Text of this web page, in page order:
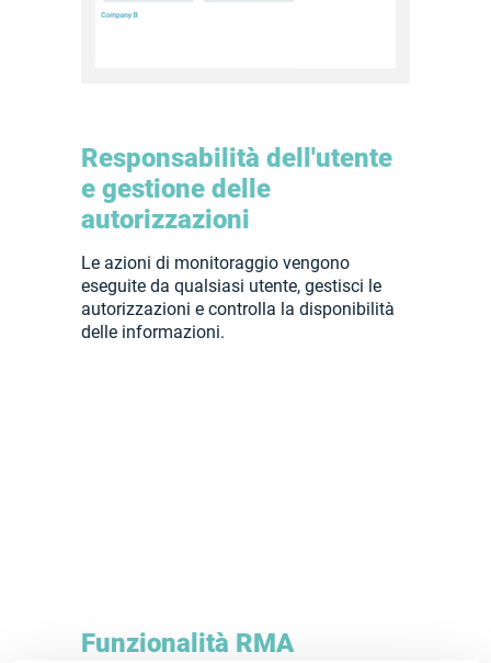
Responsabilità dell'utente
e gestione delle
autorizzazioni
Le azioni di monitoraggio vengono
eseguite da qualsiasi utente, gestisci le
autorizzazioni e controlla la disponibilità
delle informazioni.
Funzionalità RMA